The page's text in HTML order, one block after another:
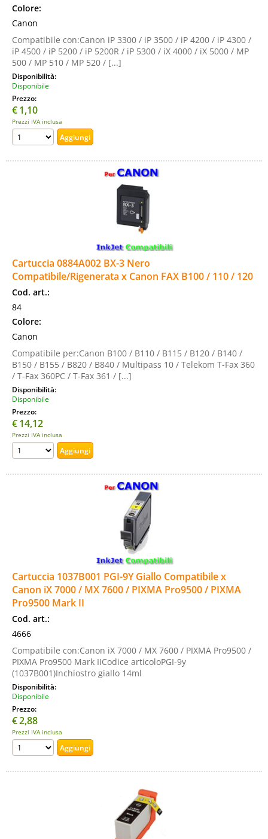
Colore:
Canon
Compatibile con:Canon iP 3300 / iP 3500 / iP 4200 / iP 4300 /
iP 4500 / iP 5200 / iP 5200R / iP 5300 / iX 4000 / iX 5000 / MP
500 / MP 510 / MP 520 / [...]
Disponibilità:
Disponibile
Prezzo:
€1,10
Prezzi IVA inclusa
Cartuccia 0884A002 BX-3 Nero
Compatibile/Rigenerata x Canon FAX B100 / 110 / 120
Cod. art.:
84
Colore:
Canon
Compatibile per:Canon B100 / B110 / B115 / B120 / B140 /
B150 / B155 / B820 / B840 / Multipass 10 / Telekom T-Fax 360
/ T-Fax 360PC / T-Fax 361 / [...]
Disponibilità:
Disponibile
Prezzo:
€14,12
Prezzi IVA inclusa
Cartuccia 1037B001 PGI-9Y Giallo Compatibile x
Canon iX 7000 / MX 7600 / PIXMA Pro9500 / PIXMA
Pro9500 Mark II
Cod. art.:
4666
Compatibile con:Canon iX 7000 / MX 7600 / PIXMA Pro9500 /
PIXMA Pro9500 Mark IICodice articoloPGI-9y
(1037B001)Inchiostro giallo 14ml
Disponibilità:
Disponibile
Prezzo:
€2,88
Prezzi IVA inclusa